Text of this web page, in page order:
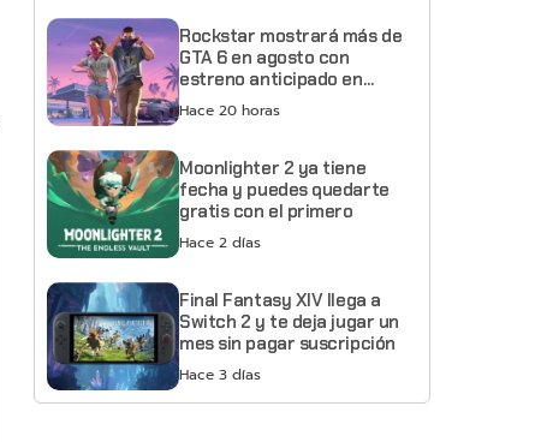
Rockstar mostrará más de
GTA 6 en agosto con
estreno anticipado en
Netflix
Hace 20 horas
Moonlighter 2 ya tiene
fecha y puedes quedarte
gratis con el primero
Hace 2 días
Final Fantasy XIV llega a
Switch 2 y te deja jugar un
mes sin pagar suscripción
Hace 3 días